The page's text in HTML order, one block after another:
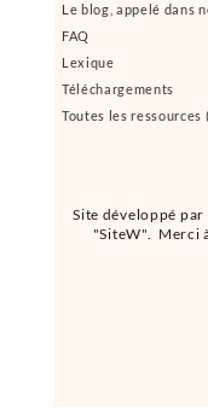
Site développé
"SiteW". Merci
Le blog, appelé dans
FAQ
Lexique
Téléchargements
Toutes les